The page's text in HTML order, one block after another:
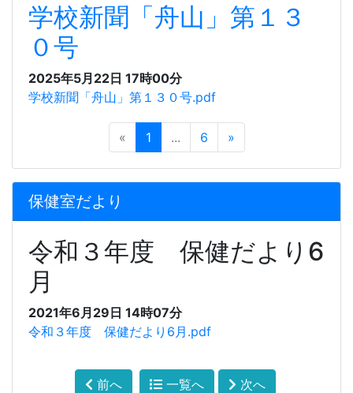
学校新聞「舟山」第１３
０号
2025年5月22日 17時00分
学校新聞「舟山」第１３０号.pdf
« 1 ... 6 »
保健室だより
令和３年度 保健だより6
月
2021年6月29日 14時07分
令和３年度 保健だより6月.pdf
前へ 一覧へ 次へ